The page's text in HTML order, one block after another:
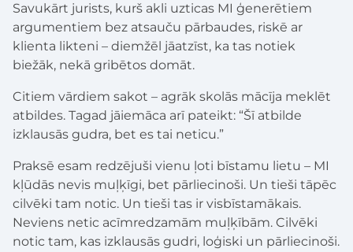
Savukārt jurists, kurš akli uzticas MI ģenerētiem
argumentiem bez atsauču pārbaudes, riskē ar
klienta likteni – diemžēl jāatzīst, ka tas notiek
biežāk, nekā gribētos domāt.
Citiem vārdiem sakot – agrāk skolās mācīja meklēt
atbildes. Tagad jāiemāca arī pateikt: “Šī atbilde
izklausās gudra, bet es tai neticu.”
Praksē esam redzējuši vienu ļoti bīstamu lietu – MI
kļūdās nevis muļķīgi, bet pārliecinoši. Un tieši tāpēc
cilvēki tam notic. Un tieši tas ir visbīstamākais.
Neviens netic acīmredzamām muļķībām. Cilvēki
notic tam, kas izklausās gudri, loģiski un pārliecinoši.